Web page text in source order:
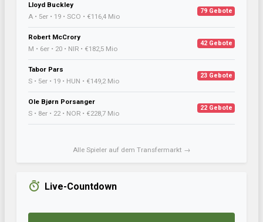
Lloyd Buckley
A • 5er • 19 • SCO • €116,4 Mio
79 Gebote
Robert McCrory
M • 6er • 20 • NIR • €182,5 Mio
42 Gebote
Tabor Pars
S • 5er • 19 • HUN • €149,2 Mio
23 Gebote
Ole Bjørn Porsanger
S • 8er • 22 • NOR • €228,7 Mio
22 Gebote
Alle Spieler auf dem Transfermarkt →
Live-Countdown